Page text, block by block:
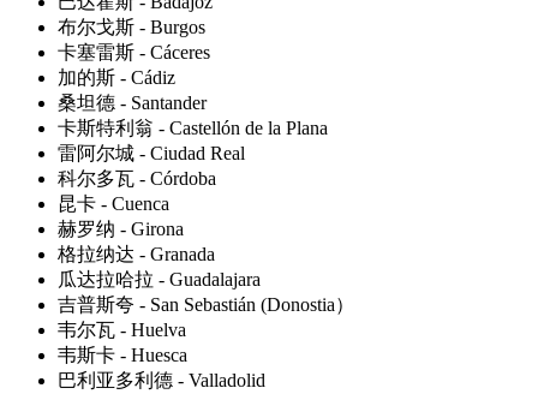
布尔戈斯 - Burgos
卡塞雷斯 - Cáceres
加的斯 - Cádiz
桑坦德 - Santander
卡斯特利翁 - Castellón de la Plana
雷阿尔城 - Ciudad Real
科尔多瓦 - Córdoba
昆卡 - Cuenca
赫罗纳 - Girona
格拉纳达 - Granada
瓜达拉哈拉 - Guadalajara
吉普斯夸 - San Sebastián (Donostia）
韦尔瓦 - Huelva
韦斯卡 - Huesca
巴利亚多利德 - Valladolid